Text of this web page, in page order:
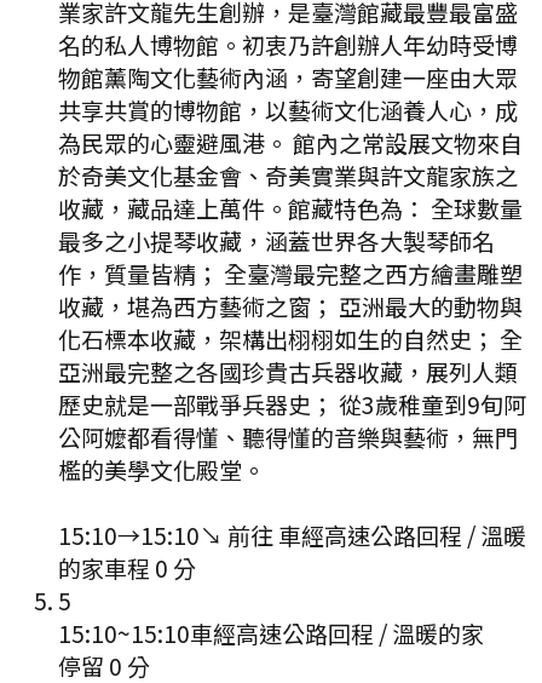
業家許文龍先生創辦，是臺灣館藏最豐最富盛
名的私人博物館。初衷乃許創辦人年幼時受博
物館薰陶文化藝術內涵，寄望創建一座由大眾
共享共賞的博物館，以藝術文化涵養人心，成
為民眾的心靈避風港。 館內之常設展文物來自
於奇美文化基金會、奇美實業與許文龍家族之
收藏，藏品達上萬件。館藏特色為： 全球數量
最多之小提琴收藏，涵蓋世界各大製琴師名
作，質量皆精； 全臺灣最完整之西方繪畫雕塑
收藏，堪為西方藝術之窗； 亞洲最大的動物與
化石標本收藏，架構出栩栩如生的自然史； 全
亞洲最完整之各國珍貴古兵器收藏，展列人類
歷史就是一部戰爭兵器史； 從3歲稚童到9旬阿
公阿嬤都看得懂、聽得懂的音樂與藝術，無門
檻的美學文化殿堂。
15:10→15:10↘ 前往 車經高速公路回程 / 溫暖
的家車程 0 分
5
15:10~15:10車經高速公路回程 / 溫暖的家
停留 0 分